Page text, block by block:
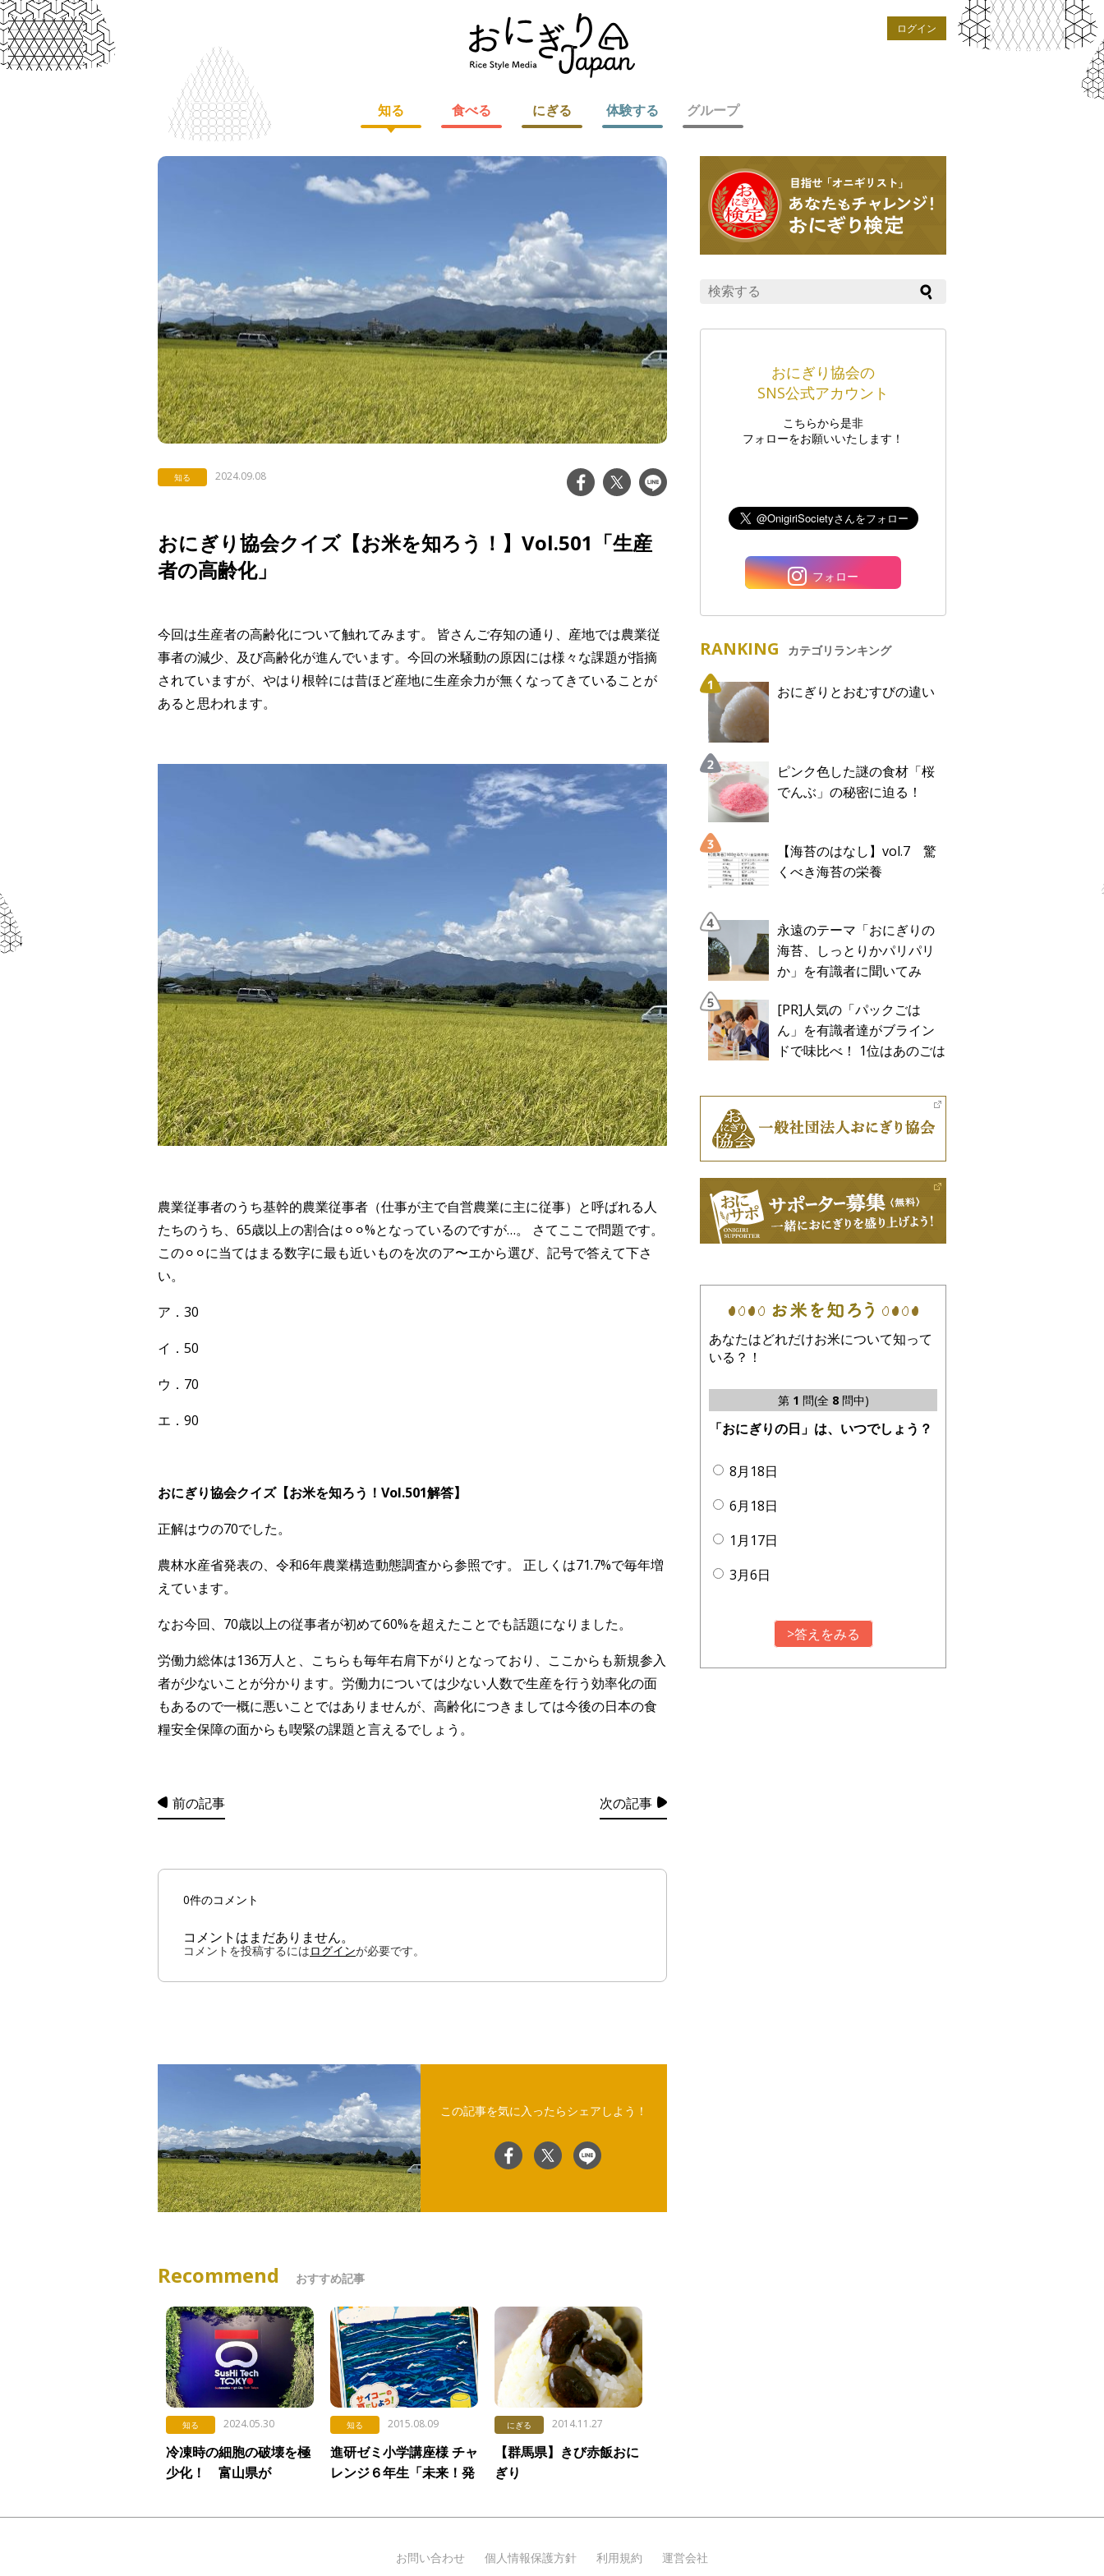
ログイン
知る 食べる にぎる 体験する グループ
知る 2024.09.08
おにぎり協会クイズ【お米を知ろう！】Vol.501「生産
者の高齢化」
今回は生産者の高齢化について触れてみます。 皆さんご存知の通り、産地では農業従
事者の減少、及び高齢化が進んでいます。今回の米騒動の原因には様々な課題が指摘
されていますが、やはり根幹には昔ほど産地に生産余力が無くなってきていることが
あると思われます。
農業従事者のうち基幹的農業従事者（仕事が主で自営農業に主に従事）と呼ばれる人
たちのうち、65歳以上の割合は⚪︎ ⚪︎%となっているのですが…。 さてここで問題です。
この⚪︎ ⚪︎に当てはまる数字に最も近いものを次のア〜エから選び、記号で答えて下さ
い。
ア．30
イ．50
ウ．70
エ．90
おにぎり協会クイズ【お米を知ろう！Vol.501解答】
正解はウの70でした。
農林水産省発表の、令和6年農業構造動態調査から参照です。 正しくは71.7%で毎年増
えています。
なお今回、70歳以上の従事者が初めて60%を超えたことでも話題になりました。
労働力総体は136万人と、こちらも毎年右肩下がりとなっており、ここからも新規参入
者が少ないことが分かります。労働力については少ない人数で生産を行う効率化の面
もあるので一概に悪いことではありませんが、高齢化につきましては今後の日本の食
糧安全保障の面からも喫緊の課題と言えるでしょう。
前の記事 次の記事
0件のコメント
コメントはまだありません。
コメントを投稿するにはログインが必要です。
この記事を気に入ったらシェアしよう！
Recommend おすすめ記事
知る 2024.05.30
冷凍時の細胞の破壊を極
少化！ 富山県が
Tokyo2024」で提供し
知る 2015.08.09
進研ゼミ小学講座様 チャ
レンジ６年生「未来！発
いたしました。
にぎる 2014.11.27
【群馬県】きび赤飯おに
ぎり
おにぎり協会の
SNS公式アカウント
こちらから是非
フォローをお願いいたします！
フォロー
RANKING カテゴリランキング
おにぎりとおむすびの違い
ピンク色した謎の食材「桜
でんぶ」の秘密に迫る！
【海苔のはなし】vol.7 驚
くべき海苔の栄養
永遠のテーマ「おにぎりの
海苔、しっとりかパリパリ
か」を有識者に聞いてみ
[PR]人気の「パックごは
ん」を有識者達がブライン
ドで味比べ！ 1位はあのごは
マーク
あなたはどれだけお米について知って
いる？！
第 1 問(全 8問中)
「おにぎりの日」は、いつでしょう？
8月18日
6月18日
1月17日
3月6日
>答えをみる
お問い合わせ 個人情報保護方針 利用規約 運営会社